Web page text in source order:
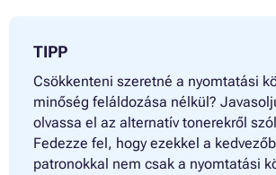
TIPP
Csökkenteni szeretné a nyomtatási
minőség feláldozása nélkül?
olvassa el az alternatív tonerekről
Fedezze fel, hogy ezekkel a
patronokkal nem csak a nyomtatási